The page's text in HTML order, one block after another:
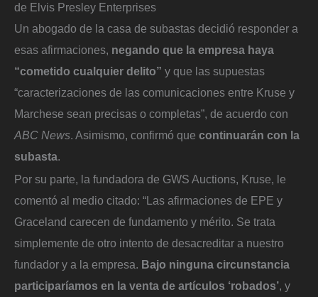
de Elvis Presley Enterprises
Un abogado de la casa de subastas decidió responder a
esas afirmaciones, negando que la empresa haya
“cometido cualquier delito” y que las supuestas
“caracterizaciones de las comunicaciones entre Kruse y
Marchese sean precisas o completas”, de acuerdo con
ABC News. Asimismo, confirmó que continuarán con la
subasta.
Por su parte, la fundadora de GWS Auctions, Kruse, le
comentó al medio citado: “Las afirmaciones de EPE y
Graceland carecen de fundamento y mérito. Se trata
simplemente de otro intento de desacreditar a nuestro
fundador y a la empresa. Bajo ninguna circunstancia
participaríamos en la venta de artículos ‘robados’, y